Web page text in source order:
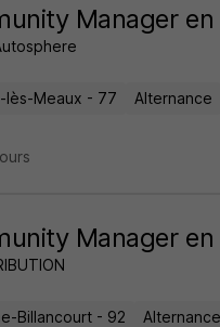
Manager
lès-Meaux - 77 Alternance
Manager
Billancourt - 92 Alternance